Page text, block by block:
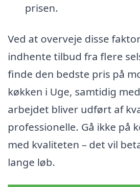
prisen.
Ved at overveje disse
indhente tilbud fra flere
finde den bedste pris på
køkken i Uge, samtidig
arbejdet bliver udført af
professionelle. Gå ikke på
med kvaliteten – det vil
lange løb.